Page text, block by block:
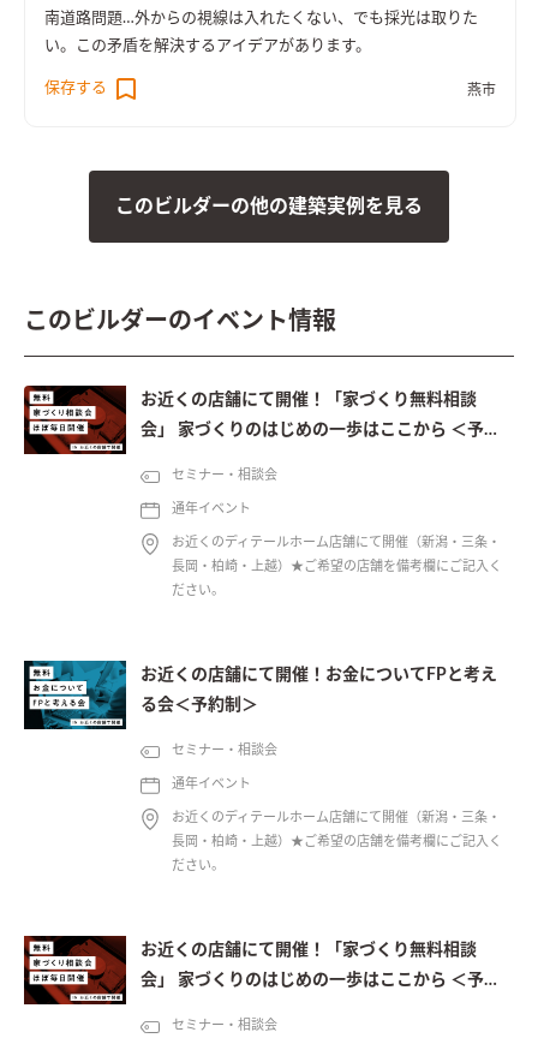
南道路問題…外からの視線は入れたくない、でも採光は取りた
い。この矛盾を解決するアイデアがあります。
保存する 燕市
このビルダーの他の建築実例を見る
このビルダーのイベント情報
お近くの店舗にて開催！「家づくり無料相談
会」 家づくりのはじめの一歩はここから ＜予約
セミナー・相談会
通年イベント
お近くのディテールホーム店舗にて開催（新潟・三条・
長岡・柏崎・上越）★ご希望の店舗を備考欄にご記入く
ださい。
お近くの店舗にて開催！お金についてFPと考え
る会＜予約制＞
セミナー・相談会
通年イベント
お近くのディテールホーム店舗にて開催（新潟・三条・
長岡・柏崎・上越）★ご希望の店舗を備考欄にご記入く
ださい。
お近くの店舗にて開催！「家づくり無料相談
会」 家づくりのはじめの一歩はここから ＜予約
セミナー・相談会